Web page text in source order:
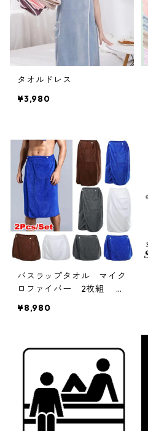
タオルドレス
¥3,980
バスラップタオル マイク
ロファイバー 2枚組 4c
¥8,980